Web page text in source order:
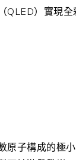
QLED）實現
原子構成的極